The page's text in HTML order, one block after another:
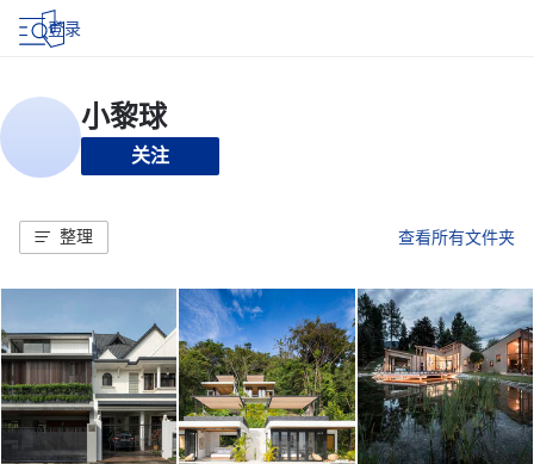
登录
关注
整理 查看所有文件夹